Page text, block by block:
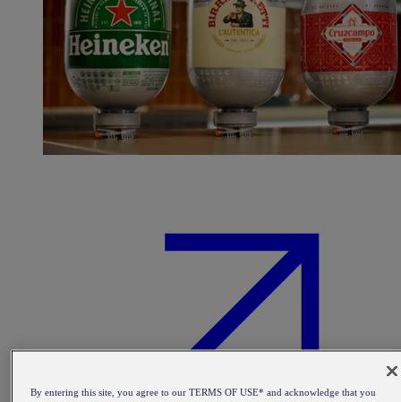
By entering this site, you agree to our TERMS OF USE* and acknowledge that you